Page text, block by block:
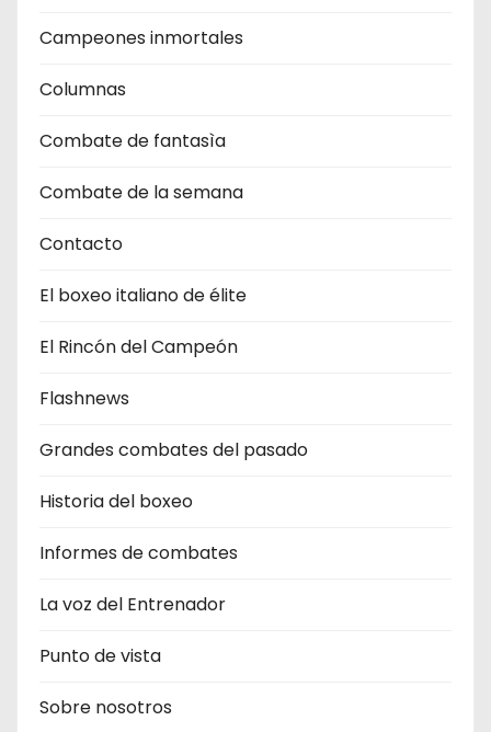
Campeones inmortales
Columnas
Combate de fantasìa
Combate de la semana
Contacto
El boxeo italiano de élite
El Rincón del Campeón
Flashnews
Grandes combates del pasado
Historia del boxeo
Informes de combates
La voz del Entrenador
Punto de vista
Sobre nosotros